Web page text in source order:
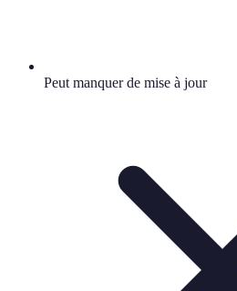
Peut manquer de mise à jour